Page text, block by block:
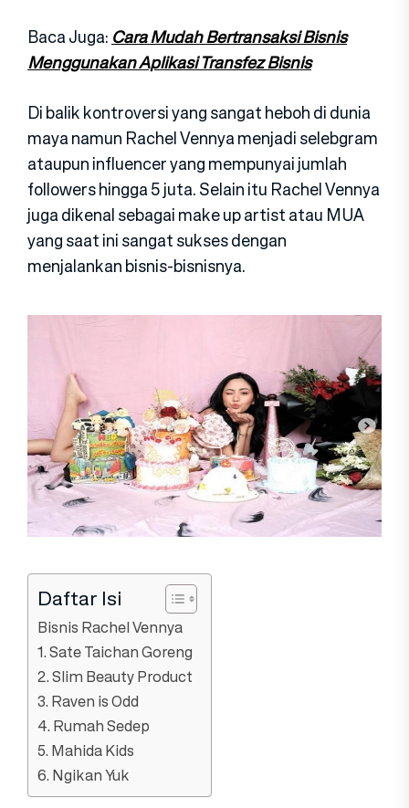
Baca Juga: Cara Mudah Bertransaksi Bisnis
Menggunakan Aplikasi Transfez Bisnis
Di balik kontroversi yang sangat heboh di dunia
maya namun Rachel Vennya menjadi selebgram
ataupun influencer yang mempunyai jumlah
followers hingga 5 juta. Selain itu Rachel Vennya
juga dikenal sebagai make up artist atau MUA
yang saat ini sangat sukses dengan
menjalankan bisnis-bisnisnya.
Daftar Isi
Bisnis Rachel Vennya
1. Sate Taichan Goreng
2. Slim Beauty Product
3. Raven is Odd
4. Rumah Sedep
5. Mahida Kids
6. Ngikan Yuk